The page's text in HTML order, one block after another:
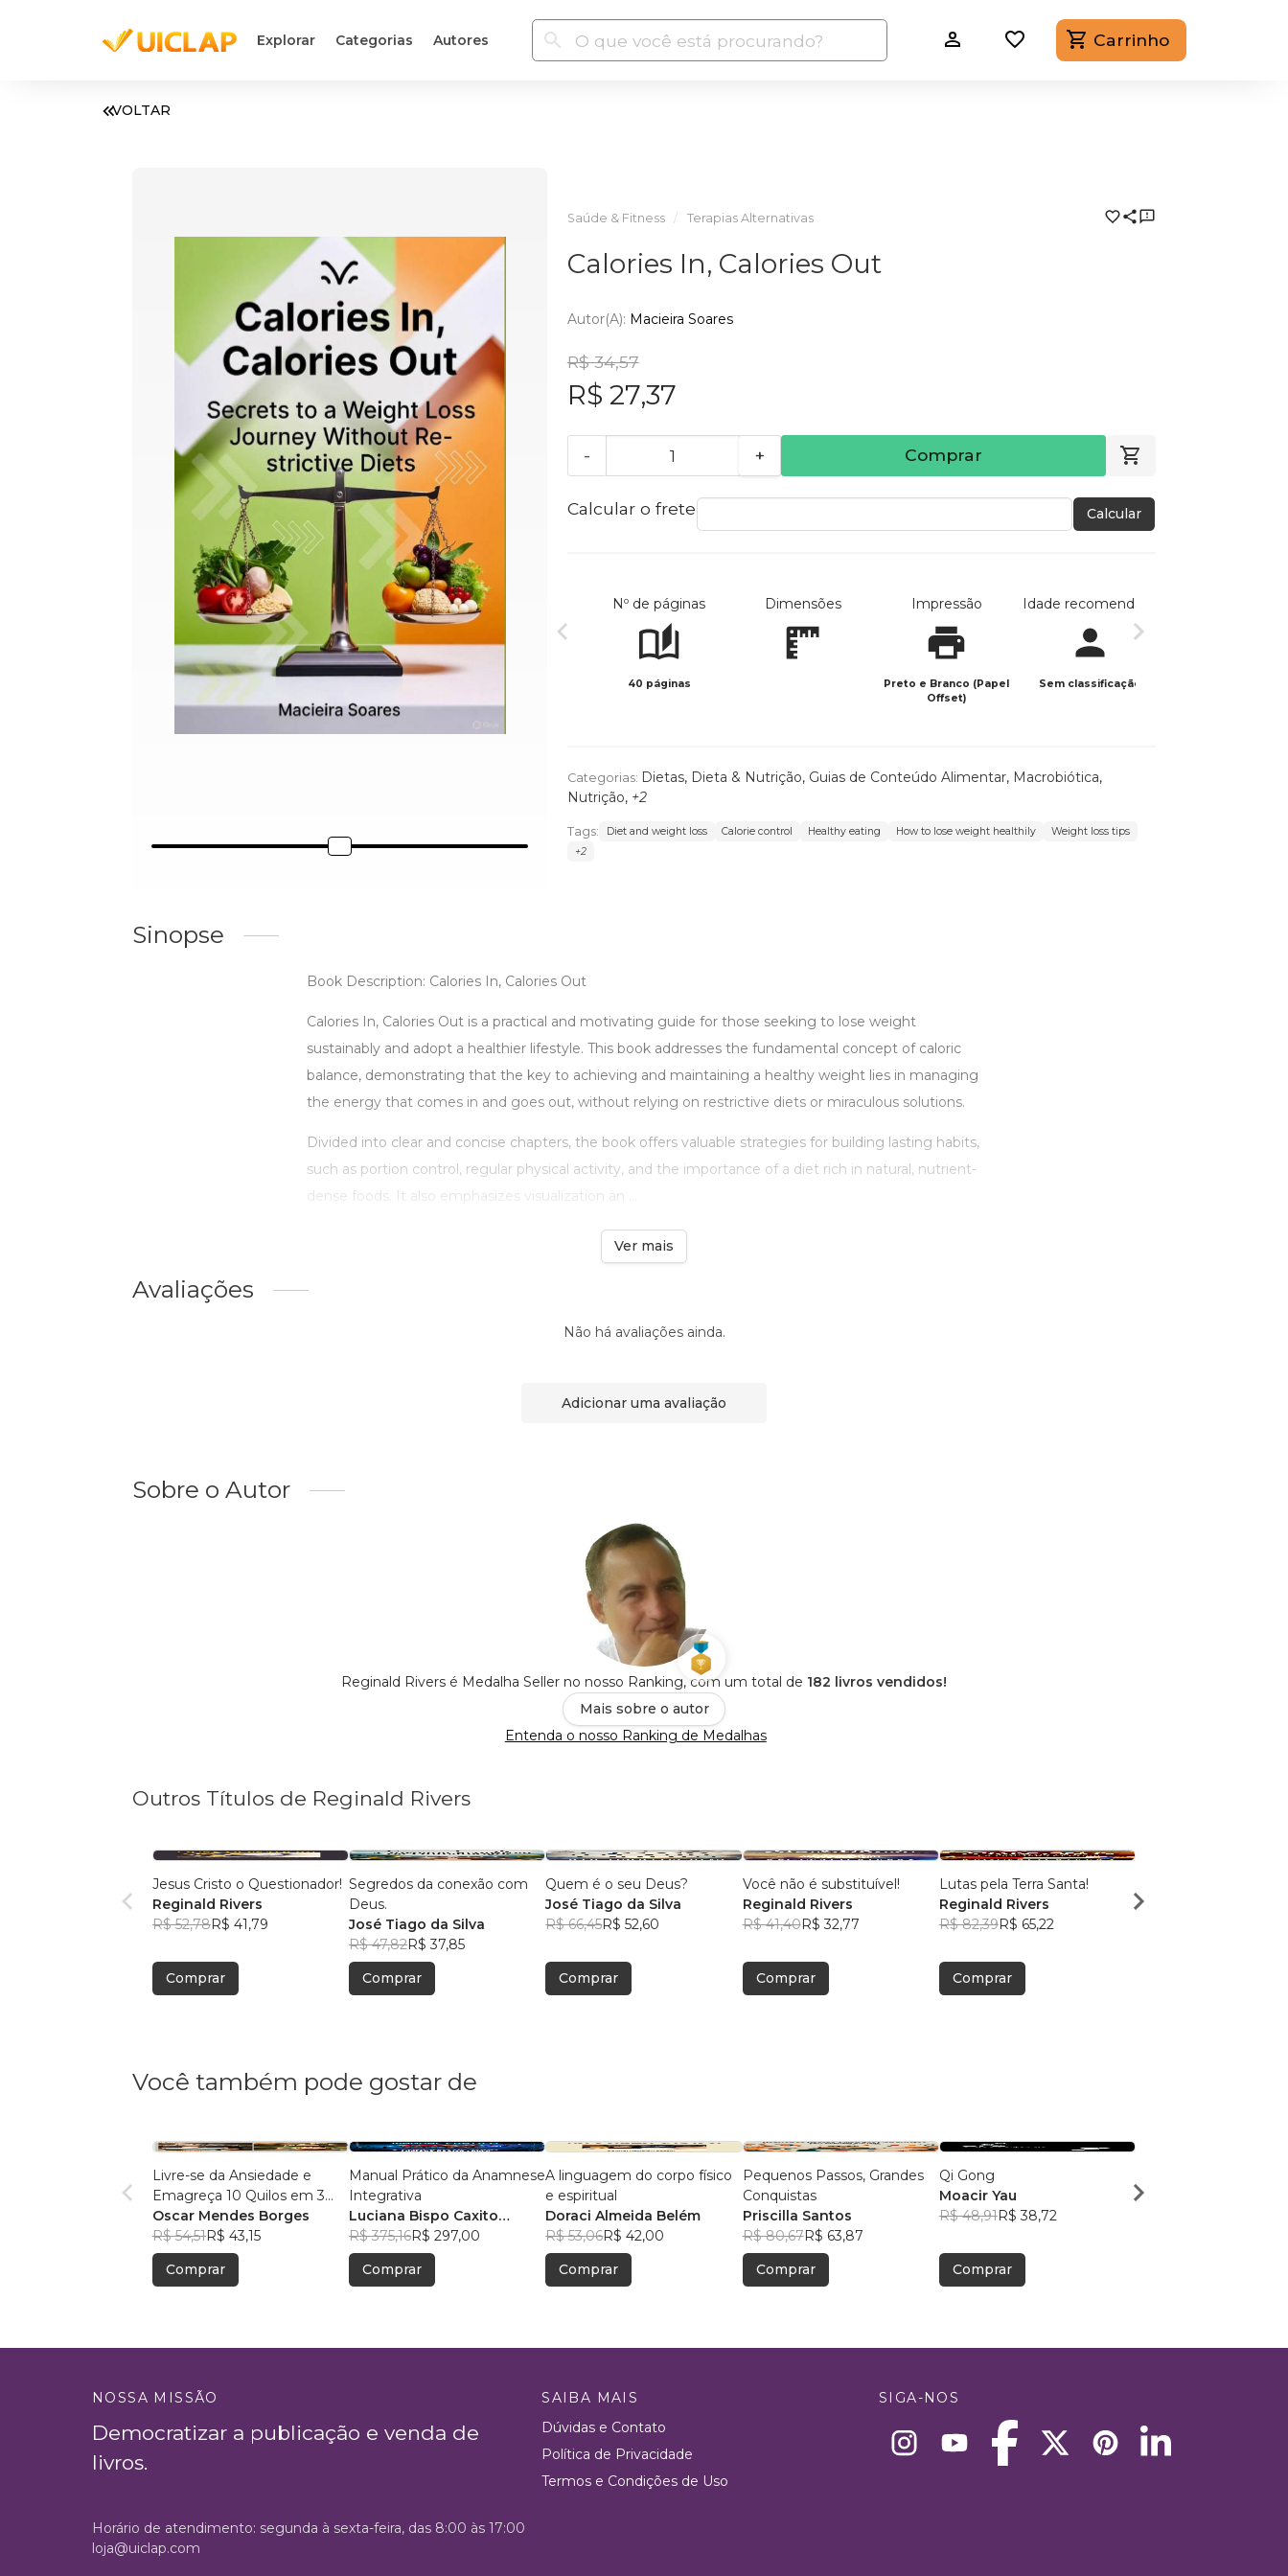
Explorar Categorias Autores Carrinho
VOLTAR
Saúde & Fitness Terapias Alternativas
Calories In, Calories Out
Autor(a): Macieira Soares
R$ 34,57
R$ 27,37
- + Comprar
Calcular o frete Calcular
Nº de páginas
40 páginas
Dimensões Impressão
Preto e Branco (Papel
Offset)
Idade recomendada
Sem classificação
Categorias: Dietas, Dieta & Nutrição, Guias de Conteúdo Alimentar, Macrobiótica,
Nutrição, +2
Tags: Diet and weight loss Calorie control Healthy eating How to lose weight healthily
Weight loss tips
+2
Sinopse
Book Description: Calories In, Calories Out
Calories In, Calories Out is a practical and motivating guide for those seeking to lose weight
sustainably and adopt a healthier lifestyle. This book addresses the fundamental concept of caloric
balance, demonstrating that the key to achieving and maintaining a healthy weight lies in managing
the energy that comes in and goes out, without relying on restrictive diets or miraculous solutions.
Divided into clear and concise chapters, the book offers valuable strategies for building lasting habits,
such as portion control, regular physical activity, and the importance of a diet rich in natural, nutrient-
dense foods. It also emphasizes visualization an ...
Ver mais
Avaliações
Não há avaliações ainda.
Adicionar uma avaliação
Sobre o Autor
Reginald Rivers é Medalha Seller no nosso Ranking, com um total de 182 livros vendidos!
Mais sobre o autor
Entenda o nosso Ranking de Medalhas
Outros Títulos de Reginald Rivers
Jesus Cristo o Questionador!
Reginald Rivers
R$ 52,78R$ 41,79
Comprar
Segredos da conexão com
Deus.
José Tiago da Silva
R$ 47,82R$ 37,85
Comprar
Quem é o seu Deus?
José Tiago da Silva
R$ 66,45R$ 52,60
Comprar
Você não é substituível!
Reginald Rivers
R$ 41,40R$ 32,77
Comprar
Lutas pela Terra Santa!
Reginald Rivers
R$ 82,39R$ 65,22
Comprar
Dinheiro!
Você também pode gostar de
Livre-se da Ansiedade e
Emagreça 10 Quilos em 3
Meses
Oscar Mendes Borges
R$ 54,51R$ 43,15
Comprar
Manual Prático da Anamnese
Integrativa
Luciana Bispo Caxito
Lopes Cançado
R$ 375,16R$ 297,00
Comprar
A linguagem do corpo físico
e espiritual
Doraci Almeida Belém
R$ 53,06R$ 42,00
Comprar
Pequenos Passos, Grandes
Conquistas
Priscilla Santos
R$ 80,67R$ 63,87
Comprar
Qi Gong
Moacir Yau
R$ 48,91R$ 38,72
Comprar
Magdalena
NOSSA MISSÃO
Democratizar a publicação e venda de
livros.
SAIBA MAIS
Dúvidas e Contato
Política de Privacidade
Termos e Condições de Uso
SIGA-NOS
Horário de atendimento: segunda à sexta-feira, das 8:00 às 17:00
loja@uiclap.com